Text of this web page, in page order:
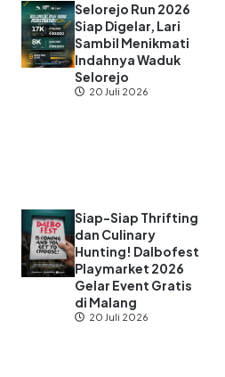
Selorejo Run 2026
Siap Digelar, Lari
Sambil Menikmati
Indahnya Waduk
Selorejo
20 Juli 2026
Siap-Siap Thrifting
dan Culinary
Hunting! Dalbofest
Playmarket 2026
Gelar Event Gratis
di Malang
20 Juli 2026